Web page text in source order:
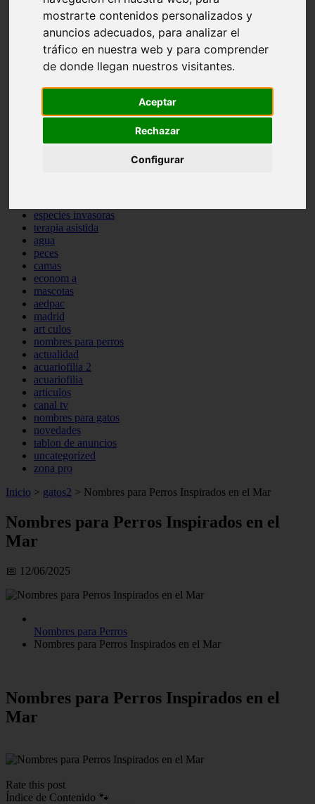
mostrarte contenidos personalizados y
anuncios adecuados, para analizar el
tráfico en nuestra web y para comprender
de donde llegan nuestros visitantes.
Aceptar
Rechazar
Configurar
comportamiento
reptiles
abandono
adopci n
higiene
acuario
especies invasoras
terapia asistida
agua
peces
camas
econom a
mascotas
aedpac
madrid
art culos
nombres para perros
actualidad
acuariofilia 2
acuariofilia
articulos
canal tv
nombres para gatos
novedades
tablon de anuncios
uncategorized
zona pro
Inicio > gatos2 > Nombres para Perros Inspirados en el Mar
Nombres para Perros Inspirados en el
Mar
📅 12/06/2025
Nombres para Perros
Nombres para Perros Inspirados en el Mar
Nombres para Perros Inspirados en el
Mar
Rate this post
Índice de Contenido 🐾